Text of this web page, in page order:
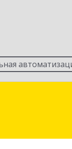
обл, Чехов м.о.,